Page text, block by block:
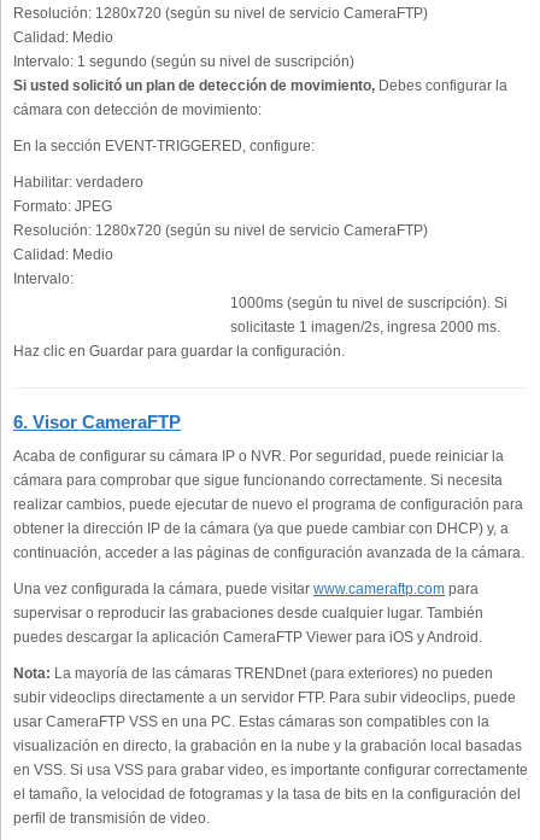
Resolución: 1280x720 (según su nivel de servicio CameraFTP)
Calidad: Medio
Intervalo: 1 segundo (según su nivel de suscripción)
Si usted solicitó un plan de detección de movimiento, Debes configurar la
cámara con detección de movimiento:
En la sección EVENT-TRIGGERED, configure:
Habilitar: verdadero
Formato: JPEG
Resolución: 1280x720 (según su nivel de servicio CameraFTP)
Calidad: Medio
Intervalo:
1000ms (según tu nivel de suscripción). Si
solicitaste 1 imagen/2s, ingresa 2000 ms.
Haz clic en Guardar para guardar la configuración.
6. Visor CameraFTP
Acaba de configurar su cámara IP o NVR. Por seguridad, puede reiniciar la
cámara para comprobar que sigue funcionando correctamente. Si necesita
realizar cambios, puede ejecutar de nuevo el programa de configuración para
obtener la dirección IP de la cámara (ya que puede cambiar con DHCP) y, a
continuación, acceder a las páginas de configuración avanzada de la cámara.
Una vez configurada la cámara, puede visitar www.cameraftp.com para
supervisar o reproducir las grabaciones desde cualquier lugar. También
puedes descargar la aplicación CameraFTP Viewer para iOS y Android.
Nota: La mayoría de las cámaras TRENDnet (para exteriores) no pueden
subir videoclips directamente a un servidor FTP. Para subir videoclips, puede
usar CameraFTP VSS en una PC. Estas cámaras son compatibles con la
visualización en directo, la grabación en la nube y la grabación local basadas
en VSS. Si usa VSS para grabar video, es importante configurar correctamente
el tamaño, la velocidad de fotogramas y la tasa de bits en la configuración del
perfil de transmisión de video.